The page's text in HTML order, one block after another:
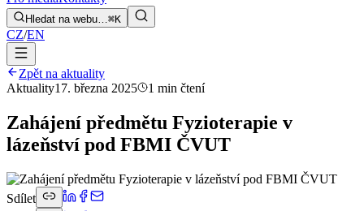
Hledat na webu…⌘K
CZ/EN
Zpět na aktuality
Aktuality17. března 2025 1 min čtení
Zahájení předmětu Fyzioterapie v
lázeňství pod FBMI ČVUT
Sdílet